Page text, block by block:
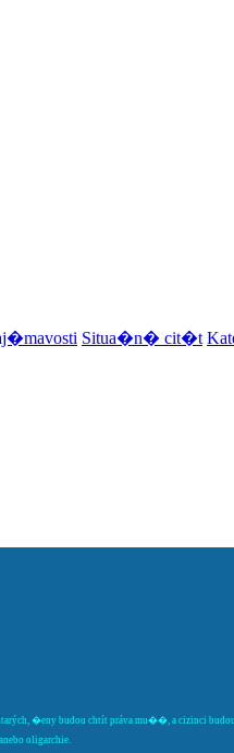
Situa�n� cit�t
�eny budou chtít práva mu��, a cizinci
oligarchie.